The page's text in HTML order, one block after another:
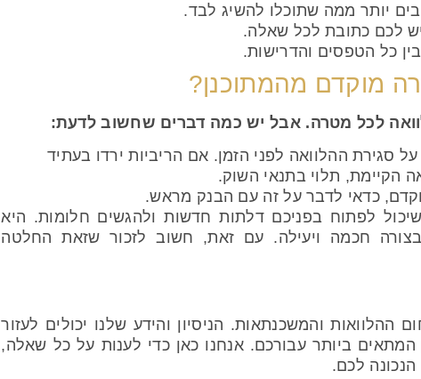
יותר ממה שתוכלו להשיג לבד.
לכם כתובת לכל שאלה.
בין כל הטפסים והדרישות.
מוקדם מהמתוכנן?
לכל מטרה. אבל יש כמה דברים שחשוב לדעת:
סגירת ההלוואה לפני הזמן. אם הריביות ירדו בעתיד
הקיימת, תלוי בתנאי השוק.
כדאי לדברעל זה עם הבנק מראש.
לפתוח בפניכם דלתות חדשות ולהגשים חלומות. היא
חכמה ויעילה. עם זאת, חשוב לזכור שזאת החלטה
ההלוואות והמשכנתאות. הניסיון והידע שלנו יכולים לעזור
המתאים ביותר עבורכם. אנחנו כאן כדי לענות על כל שאלה,
לכם.